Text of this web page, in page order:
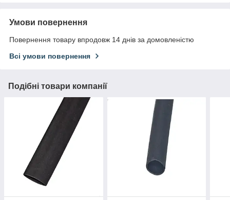
Умови повернення
Повернення товару впродовж 14 днів за домовленістю
Всі умови повернення
Подібні товари компанії